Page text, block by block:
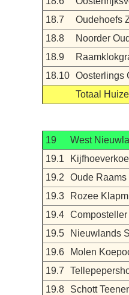
18.7
Oudehoefs
18.8
Noorder
18.9
18.10
Oosterlings
Totaal
19 West
19.1
19.2
Oude Raams
19.3
Rozee
19.4
19.5
Nieuwlands
19.6
Molen
19.7
19.8
Schott